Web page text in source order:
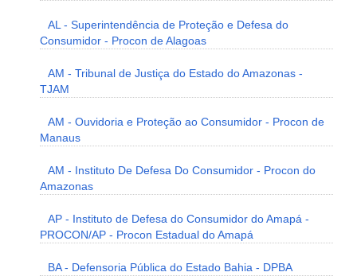
AL - Superintendência de Proteção e Defesa do
Consumidor - Procon de Alagoas
AM - Tribunal de Justiça do Estado do Amazonas -
TJAM
AM - Ouvidoria e Proteção ao Consumidor - Procon de
Manaus
AM - Instituto De Defesa Do Consumidor - Procon do
Amazonas
AP - Instituto de Defesa do Consumidor do Amapá -
PROCON/AP - Procon Estadual do Amapá
BA - Defensoria Pública do Estado Bahia - DPBA